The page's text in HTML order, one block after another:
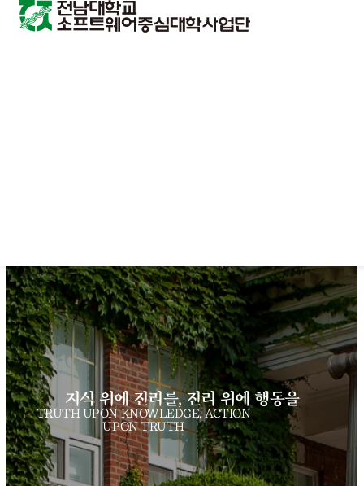
지식 위에 진리를, 진리 위에 행동을
TRUTH UPON KNOWLEDGE, ACTION
UPON TRUTH